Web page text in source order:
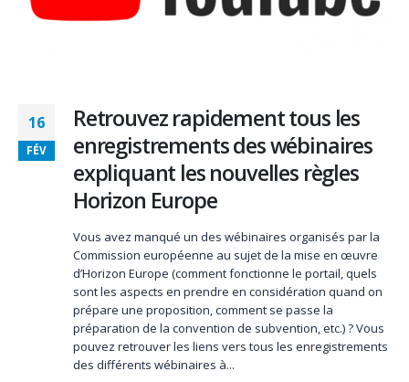
16
FÉV
Retrouvez rapidement tous les
enregistrements des wébinaires
expliquant les nouvelles règles
Horizon Europe
Vous avez manqué un des wébinaires organisés par la
Commission européenne au sujet de la mise en œuvre
d’Horizon Europe (comment fonctionne le portail, quels
sont les aspects en prendre en considération quand on
prépare une proposition, comment se passe la
préparation de la convention de subvention, etc.) ? Vous
pouvez retrouver les liens vers tous les enregistrements
des différents wébinaires à...